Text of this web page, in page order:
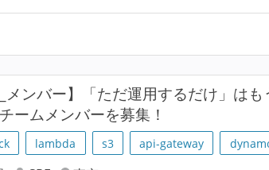
_メンバー】「ただ運用するだけ」は
ームメンバーを募集！
lambda s3 api-gateway